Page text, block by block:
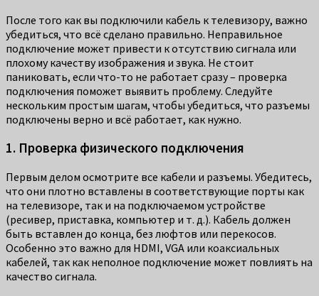
После того как вы подключили кабель к телевизору, важно
убедиться, что всё сделано правильно. Неправильное
подключение может привести к отсутствию сигнала или
плохому качеству изображения и звука. Не стоит
паниковать, если что-то не работает сразу – проверка
подключения поможет выявить проблему. Следуйте
нескольким простым шагам, чтобы убедиться, что разъемы
подключены верно и всё работает, как нужно.
1. Проверка физического подключения
Первым делом осмотрите все кабели и разъемы. Убедитесь,
что они плотно вставлены в соответствующие порты как
на телевизоре, так и на подключаемом устройстве
(ресивер, приставка, компьютер и т. д.). Кабель должен
быть вставлен до конца, без люфтов или перекосов.
Особенно это важно для HDMI, VGA или коаксиальных
кабелей, так как неполное подключение может повлиять на
качество сигнала.